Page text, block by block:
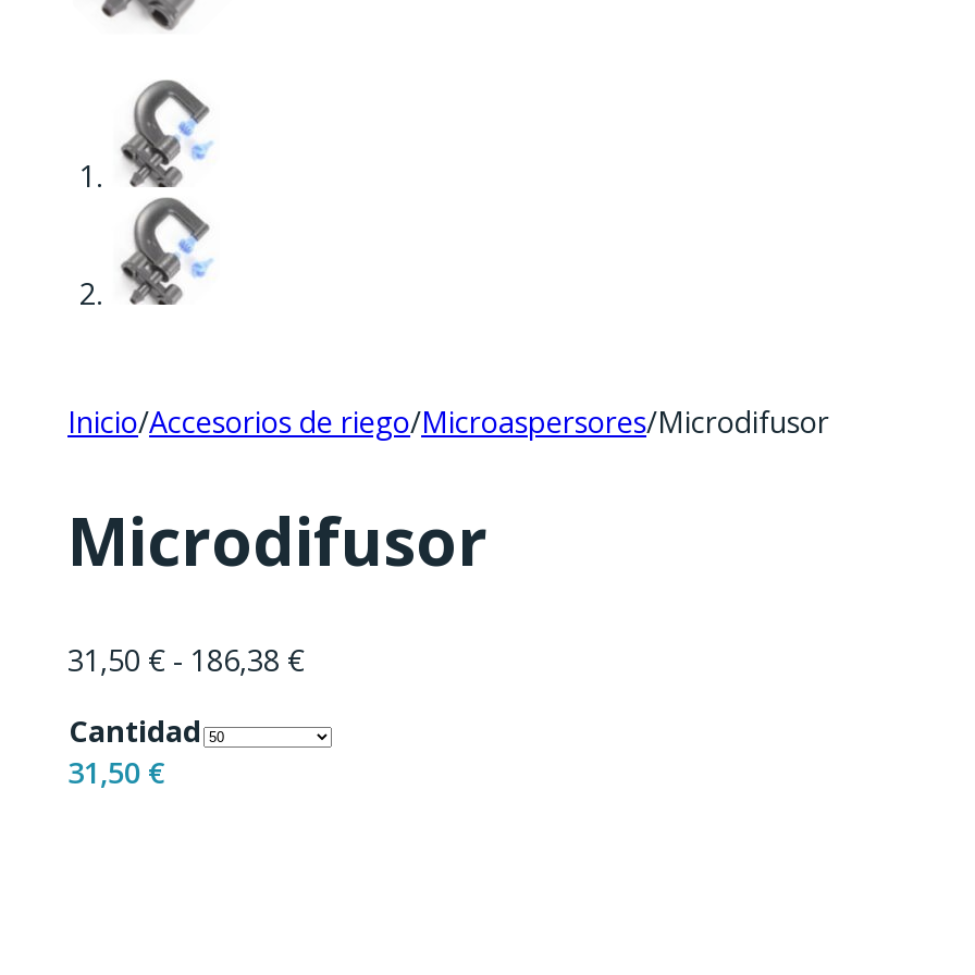
Inicio/Accesorios de riego/Microaspersores/Microdifusor
Microdifusor
31,50 € - 186,38 €Rango
precios:
Cantidad
31,50 €